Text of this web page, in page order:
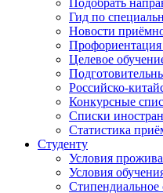
Гид по
Новости
Профориентация
Целевое
Российско-
Конкурсные
Списки
Статистика
Студенту
Условия
Условия
Стипендиальное